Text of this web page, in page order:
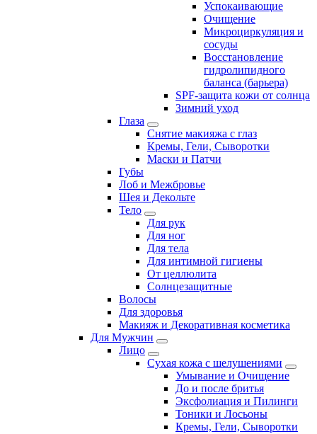
Успокаивающие
Очищение
Микроциркуляция и
сосуды
Восстановление
гидролипидного
баланса (барьера)
SPF-защита кожи от солнца
Зимний уход
Глаза
Снятие макияжа с глаз
Кремы, Гели, Сыворотки
Маски и Патчи
Губы
Лоб и Межбровье
Шея и Декольте
Тело
Для рук
Для ног
Для тела
Для интимной гигиены
От целлюлита
Солнцезащитные
Волосы
Для здоровья
Макияж и Декоративная косметика
Для Мужчин
Лицо
Сухая кожа с шелушениями
Умывание и Очищение
До и после бритья
Эксфолиация и Пилинги
Тоники и Лосьоны
Кремы, Гели, Сыворотки